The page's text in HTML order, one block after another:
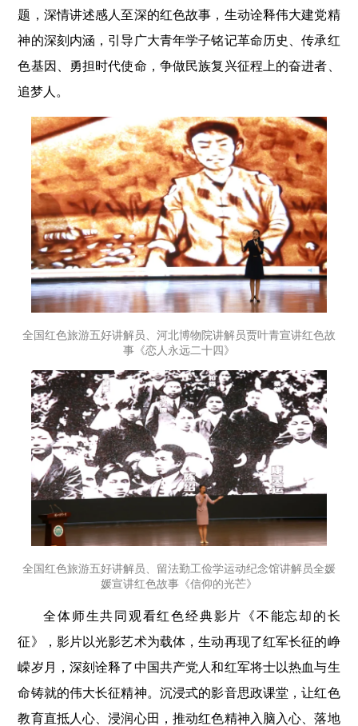
题，深情讲述感人至深的红色故事，生动诠释伟大建党精
神的深刻内涵，引导广大青年学子铭记革命历史、传承红
色基因、勇担时代使命，争做民族复兴征程上的奋进者、
追梦人。
全国红色旅游五好讲解员、河北博物院讲解员贾叶青宣讲红色故
事《恋人永远二十四》
全国红色旅游五好讲解员、留法勤工俭学运动纪念馆讲解员全媛
媛宣讲红色故事《信仰的光芒》
全体师生共同观看红色经典影片《不能忘却的长
征》，影片以光影艺术为载体，生动再现了红军长征的峥
嵘岁月，深刻诠释了中国共产党人和红军将士以热血与生
命铸就的伟大长征精神。沉浸式的影音思政课堂，让红色
教育直抵人心、浸润心田，推动红色精神入脑入心、落地